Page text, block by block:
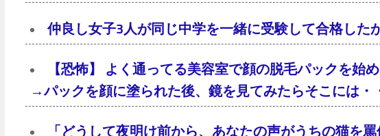
仲良し女子3人が同じ中学を一緒に受験して合格した
【恐怖】 よく通ってる美容室で顔の脱毛パックを始
→パックを顔に塗られた後、鏡を見てみたらそこには・
「どうして夜明け前から、あなたの声がうちの猫を